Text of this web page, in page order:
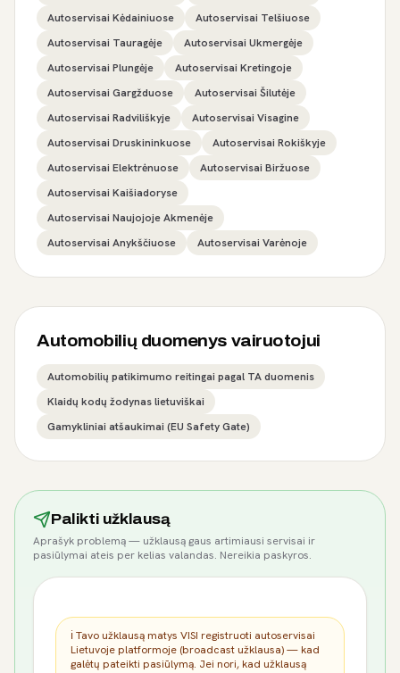
Autoservisai Kėdainiuose
Autoservisai Telšiuose
Autoservisai Tauragėje
Autoservisai Ukmergėje
Autoservisai Plungėje
Autoservisai Kretingoje
Autoservisai Gargžduose
Autoservisai Šilutėje
Autoservisai Radviliškyje
Autoservisai Visagine
Autoservisai Druskininkuose
Autoservisai Rokiškyje
Autoservisai Elektrėnuose
Autoservisai Biržuose
Autoservisai Kaišiadoryse
Autoservisai Naujojoje Akmenėje
Autoservisai Anykščiuose
Autoservisai Varėnoje
Automobilių duomenys vairuotojui
Automobilių patikimumo reitingai pagal TA duomenis
Klaidų kodų žodynas lietuviškai
Gamykliniai atšaukimai (EU Safety Gate)
Palikti užklausą
Aprašyk problemą — užklausą gaus artimiausi servisai ir
pasiūlymai ateis per kelias valandas. Nereikia paskyros.
ℹ️ Tavo užklausą matys VISI registruoti autoservisai
Lietuvoje platformoje (broadcast užklausa) — kad
galėtų pateikti pasiūlymą. Jei nori, kad užklausą